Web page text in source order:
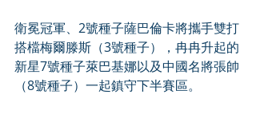
衛冕冠軍、2號種子薩巴倫卡將攜手雙打
搭檔梅爾滕斯（3號種子），冉冉升起的
新星7號種子萊巴基娜以及中國名將張帥
（8號種子）一起鎮守下半賽區。